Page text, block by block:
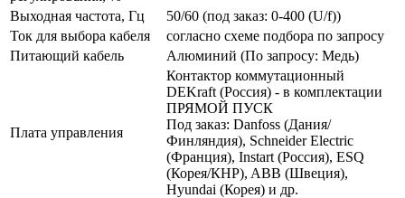
Выходная частота, Гц
50/60 (под заказ: 0-400 (U/f))
Ток для выбора кабеля
согласно схеме подбора по запросу
Питающий кабель
Алюминий (По запросу: Медь)
Плата управления
Контактор коммутационный
DEKraft (Россия) - в комплектации
ПРЯМОЙ ПУСК
Под заказ: Danfoss (Дания/
Финляндия), Schneider Electric
(Франция), Instart (Россия), ESQ
(Корея/КНР), ABB (Швеция),
Hyundai (Корея) и др.